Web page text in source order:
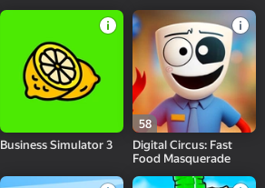
Business Simulator 3
58
Digital Circus: Fast
Food Masquerade